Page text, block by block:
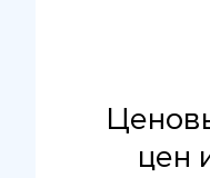
цен